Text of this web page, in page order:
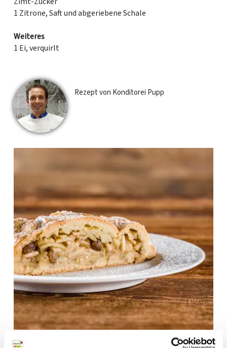
1 Zitrone, Saft und abgeriebene Schale
Weiteres
1 Ei, verquirlt
Rezept von Konditorei Pupp